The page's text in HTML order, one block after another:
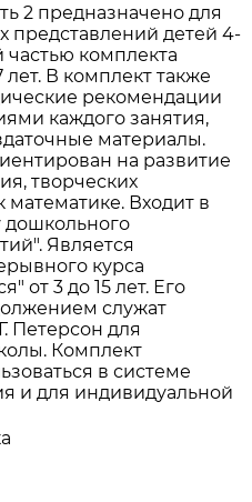
2 предназначено для
представлений детей 4-
частью комплекта
В комплект также
рекомендации
каждого занятия,
материалы.
на развитие
творческих
математике. Входит в
Является
курса
от 3 до 15 лет. Его
служат
Петерсон для
Комплект
в системе
и для индивидуальной